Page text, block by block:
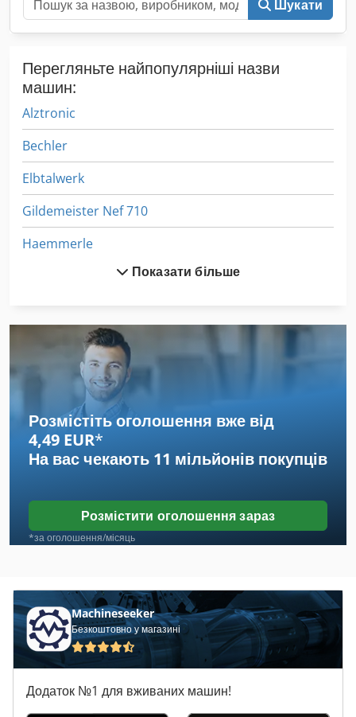
Шукати
Перегляньте найпопулярніші назви
машин:
Alztronic
Bechler
Elbtalwerk
Gildemeister Nef 710
Haemmerle
Heidenreich
Herkules
Jakobsen
Karstens
Kieserling
Reckermann
Reinecker
Spaleck
Stenhoj
Показати більше
Розмістіть оголошення вже від
4,49 EUR*
На вас чекають 11 мільйонів покупців
Розмістити оголошення зараз
*за оголошення/місяць
Machineseeker
Безкоштовно у магазині
Додаток №1 для вживаних машин!